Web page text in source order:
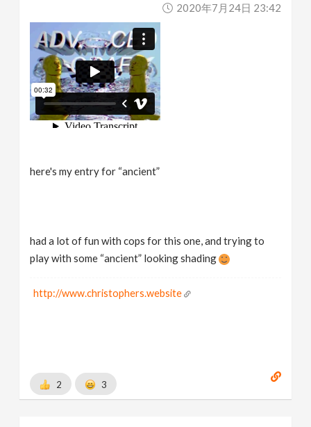
2020年7月24日 23:42
here's my entry for “ancient”
had a lot of fun with cops for this one, and trying to
play with some “ancient” looking shading
http://www.christophers.website
2 3